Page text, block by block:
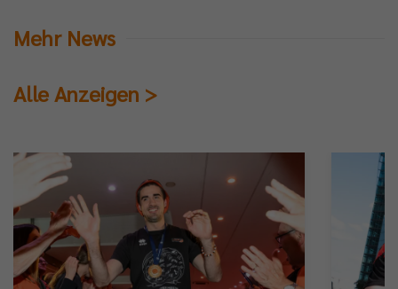
Mehr News
Alle Anzeigen >